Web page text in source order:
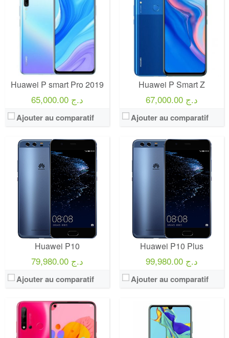
Huawei P smart Pro 2019
65,000.00 د.ج
Ajouter au comparatif
Huawei P Smart Z
67,000.00 د.ج
Ajouter au comparatif
Huawei P10
79,980.00 د.ج
Ajouter au comparatif
Huawei P10 Plus
99,980.00 د.ج
Ajouter au comparatif